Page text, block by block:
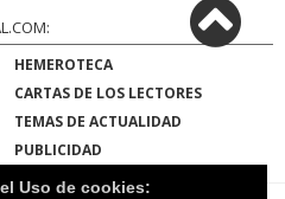
HEMEROTECA
CARTAS DE LOS LECTORES
TEMAS DE ACTUALIDAD
PUBLICIDAD
Uso de cookies: